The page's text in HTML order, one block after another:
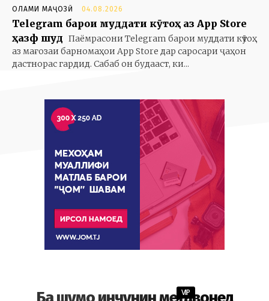
ОЛАМИ МАҶОЗӢ 04.08.2026
Telegram барои муддати кӯтоҳ аз App Store
ҳазф шуд Паёмрасони Telegram барои муддати кӯтоҳ
аз мағозаи барномаҳои App Store дар саросари ҷаҳон
дастнорас гардид. Сабаб он будааст, ки...
VIP